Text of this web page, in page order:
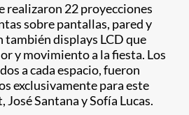
realizaron 22 proyecciones
sobre pantallas, pared y
también displays LCD que
y movimiento a la fiesta. Los
a cada espacio, fueron
exclusivamente para este
Santana y Sofía Lucas.